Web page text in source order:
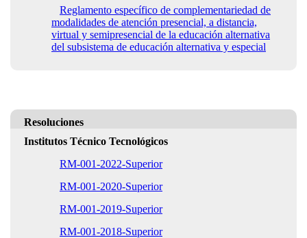
Reglamento específico de complementariedad de
modalidades de atención presencial, a distancia,
virtual y semipresencial de la educación alternativa
del subsistema de educación alternativa y especial
Resoluciones
Institutos Técnico Tecnológicos
RM-001-2022-Superior
RM-001-2020-Superior
RM-001-2019-Superior
RM-001-2018-Superior